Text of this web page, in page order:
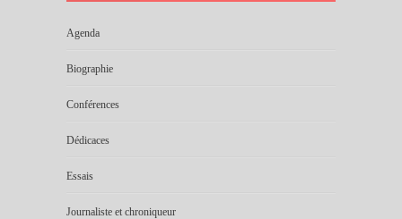
Agenda
Biographie
Conférences
Dédicaces
Essais
Journaliste et chroniqueur